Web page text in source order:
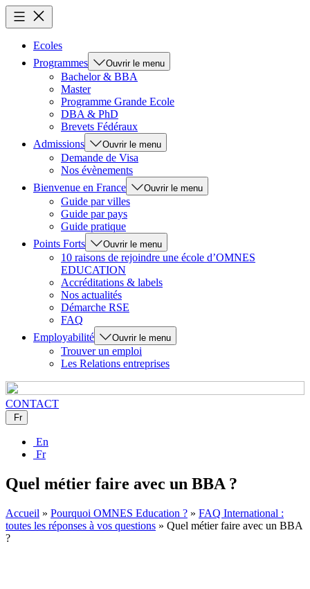
Ecoles
Programmes
Ouvrir le menu
Bachelor & BBA
Master
Programme Grande Ecole
DBA & PhD
Brevets Fédéraux
Admissions
Ouvrir le menu
Demande de Visa
Nos évènements
Bienvenue en France
Ouvrir le menu
Guide par villes
Guide par pays
Guide pratique
Points Forts
Ouvrir le menu
10 raisons de rejoindre une école d’OMNES
EDUCATION
Accréditations & labels
Nos actualités
Démarche RSE
FAQ
Employabilité
Ouvrir le menu
Trouver un emploi
Les Relations entreprises
CONTACT
Fr
En
Fr
Quel métier faire avec un BBA ?
Accueil » Pourquoi OMNES Education ? » FAQ International :
toutes les réponses à vos questions » Quel métier faire avec un BBA
?